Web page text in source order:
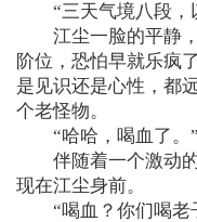
“三天气境八段，
江尘一脸的平静，
阶位，恐怕早就乐疯
是见识还是心性，都
个老怪物。
“哈哈，喝血了。”
伴随着一个激动的
现在江尘身前。
“喝血？你们喝老